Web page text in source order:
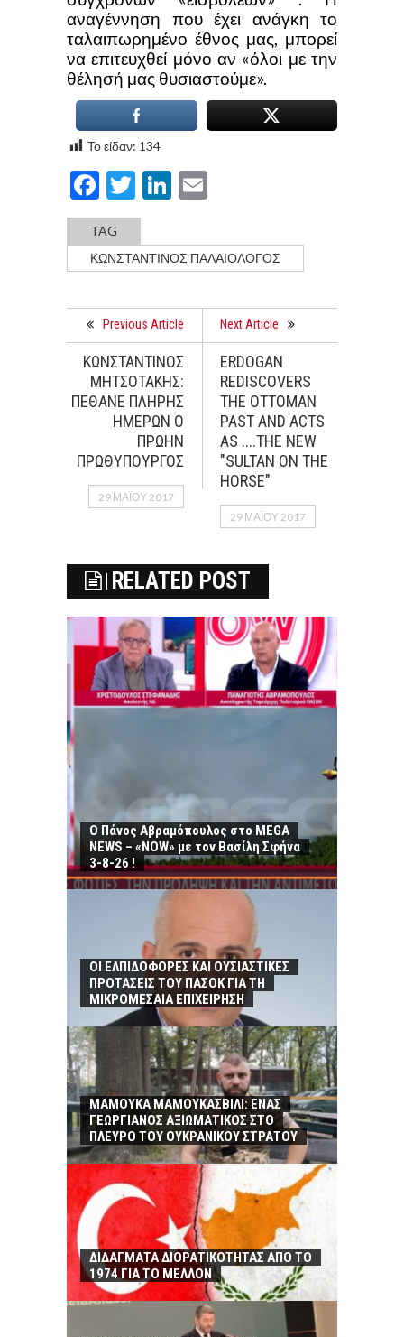
αναγέννηση που έχει ανάγκη το
ταλαιπωρημένο έθνος μας, μπορεί
να επιτευχθεί μόνο αν «όλοι με την
θέλησή μας θυσιαστούμε».
Το είδαν: 134
Facebook
TwitterLinkedIn
TAG
ΚΩΝΣΤΑΝΤΊΝΟΣ ΠΑΛΑΙΟΛΌΓΟΣ
Previous Article
ΚΩΝΣΤΑΝΤΙΝΟΣ
ΜΗΤΣΟΤΑΚΗΣ:
ΠΕΘΑΝΕ ΠΛΗΡΗΣ
ΗΜΕΡΩΝ Ο
ΠΡΩΗΝ
ΠΡΩΘΥΠΟΥΡΓΟΣ
29 ΜΑΪ́ΟΥ 2017
Next Article
ERDOGAN
REDISCOVERS
THE OTTOMAN
PAST AND ACTS
AS ....THE NEW
"SULTAN ON THE
HORSE"
29 ΜΑΪ́ΟΥ 2017
RELATED POST
Ο Πάνος Αβραμόπουλος στο MEGA
NEWS – «NOW» με τον Βασίλη Σφήνα
3-8-26 !
ΟΙ ΕΛΠΙΔΟΦΟΡΕΣ ΚΑΙ ΟΥΣΙΑΣΤΙΚΕΣ
ΠΡΟΤΑΣΕΙΣ ΤΟΥ ΠΑΣΟΚ ΓΙΑ ΤΗ
ΜΙΚΡΟΜΕΣΑΙΑ ΕΠΙΧΕΙΡΗΣΗ
ΜΑΜΟΥΚΑ ΜΑΜΟΥΚΑΣΒΙΛΙ: ΕΝΑΣ
ΓΕΩΡΓΙΑΝΟΣ ΑΞΙΩΜΑΤΙΚΟΣ ΣΤΟ
ΠΛΕΥΡΟ ΤΟΥ ΟΥΚΡΑΝΙΚΟΥ ΣΤΡΑΤΟΥ
ΔΙΔΑΓΜΑΤΑ ΔΙΟΡΑΤΙΚΟΤΗΤΑΣ ΑΠΟ ΤΟ
1974 ΓΙΑ ΤΟ ΜΕΛΛΟΝ